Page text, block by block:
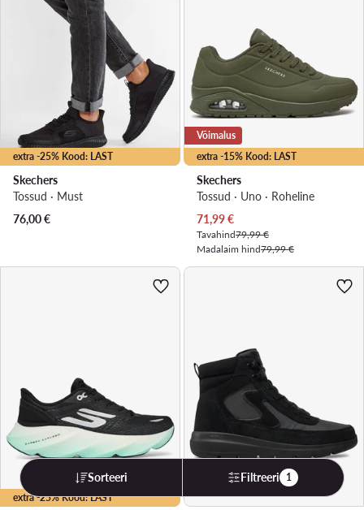
extra -25% Kood: LAST
Skechers
Tossud · Must
76,00€
extra -15% Kood: LAST
Võimalus
Skechers
Tossud · Uno · Roheline
Praegune hind
71,99€
Tavahind79,99 €
Madalaim hind79,99 €
extra -25% Kood: LAST
Sorteeri Filtreeri 1